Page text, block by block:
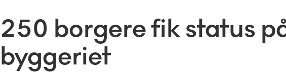
250 borgere fik status
byggeriet